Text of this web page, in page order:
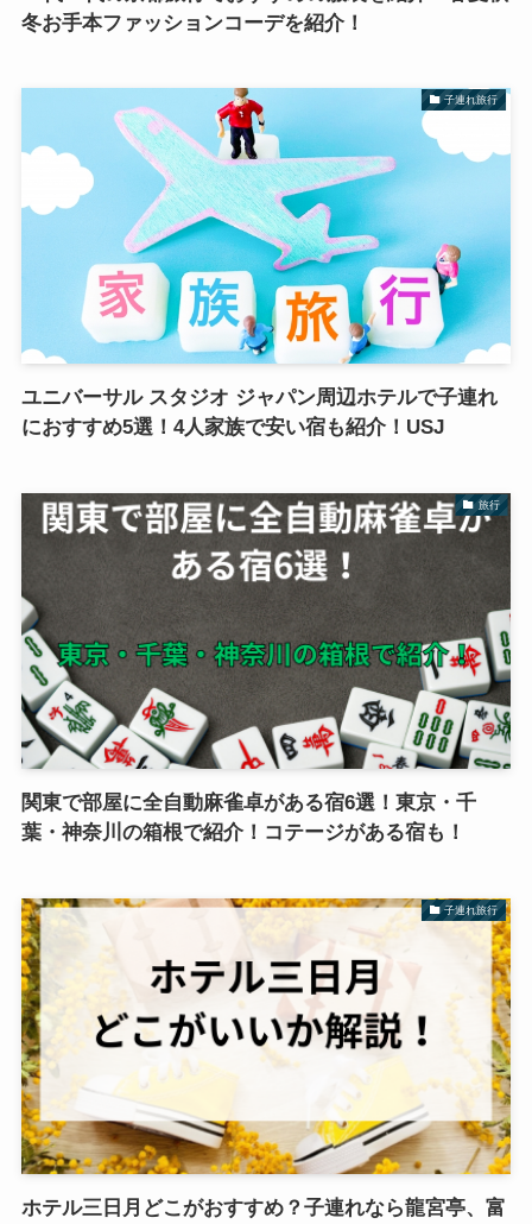
冬お手本ファッションコーデを紹介！
子連れ旅行
ユニバーサル スタジオ ジャパン周辺ホテルで子連れ
におすすめ5選！4人家族で安い宿も紹介！USJ
旅行
関東で部屋に全自動麻雀卓がある宿6選！東京・千
葉・神奈川の箱根で紹介！コテージがある宿も！
子連れ旅行
ホテル三日月どこがおすすめ？子連れなら龍宮亭、富